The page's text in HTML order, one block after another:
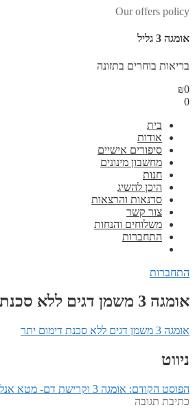
Our offers policy
אומגה 3 גליל
בריאות בוחרים בתזונה
₪0
0
בית
אודות
סיפורים אישיים
מחשבון מינונים
חנות
היכן להשיג
סדנאות והרצאות
צור קשר
משלוחים והנחות
התחברות
התחברות
אומגה 3 משמן דגים ללא סכנת דימום יתר
אומגה 3 משמן דגים ללא סכנת דימום יתר
ניווט
הפוסט הקודם: אומגה 3 וקרישת דם- מטא אנליזה חדשה
כתיבת תגובה